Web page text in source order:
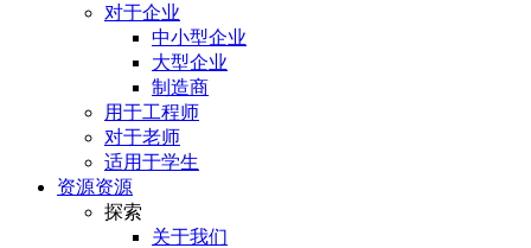
对于企业
中小型企业
大型企业
制造商
用于工程师
对于老师
适用于学生
资源资源
探索
关于我们